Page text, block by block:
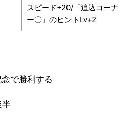
スピード+20/「追込コーナ
ー〇」のヒントLv+2
で勝利する
半